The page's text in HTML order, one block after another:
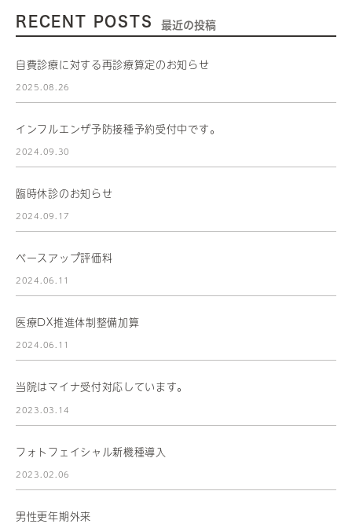
RECENT POSTS 最近の投稿
自費診療に対する再診療算定のお知らせ
2025.08.26
インフルエンザ予防接種予約受付中です。
2024.09.30
臨時休診のお知らせ
2024.09.17
ベースアップ評価料
2024.06.11
医療DX推進体制整備加算
2024.06.11
当院はマイナ受付対応しています。
2023.03.14
フォトフェイシャル新機種導入
2023.02.06
男性更年期外来